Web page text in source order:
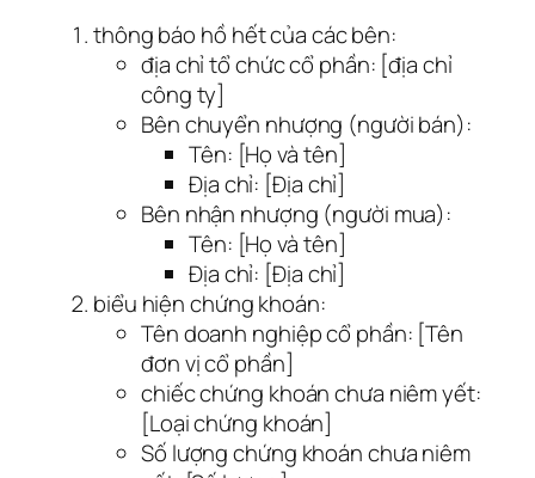
thông báo hồ hết của các bên:
địa chỉ tổ chức cổ phần: [địa chỉ
công ty]
Bên chuyển nhượng (người bán):
Tên: [Họ và tên]
Địa chỉ: [Địa chỉ]
Bên nhận nhượng (người mua):
Tên: [Họ và tên]
Địa chỉ: [Địa chỉ]
biểu hiện chứng khoán:
Tên doanh nghiệp cổ phần: [Tên
đơn vị cổ phần]
chiếc chứng khoán chưa niêm yết:
[Loại chứng khoán]
Số lượng chứng khoán chưa niêm